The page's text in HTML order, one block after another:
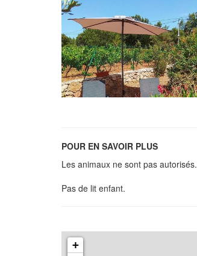
POUR EN SAVOIR PLUS
Les animaux ne sont pas autorisés.
Pas de lit enfant.
+